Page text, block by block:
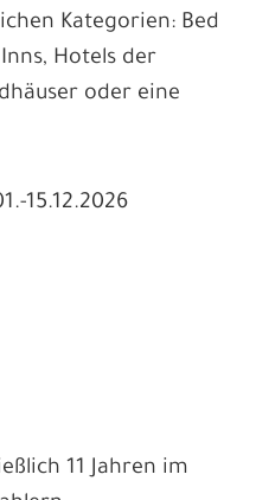
Kategorien: Bed
Hotels der
oder eine
15.12.2026
11 Jahren im